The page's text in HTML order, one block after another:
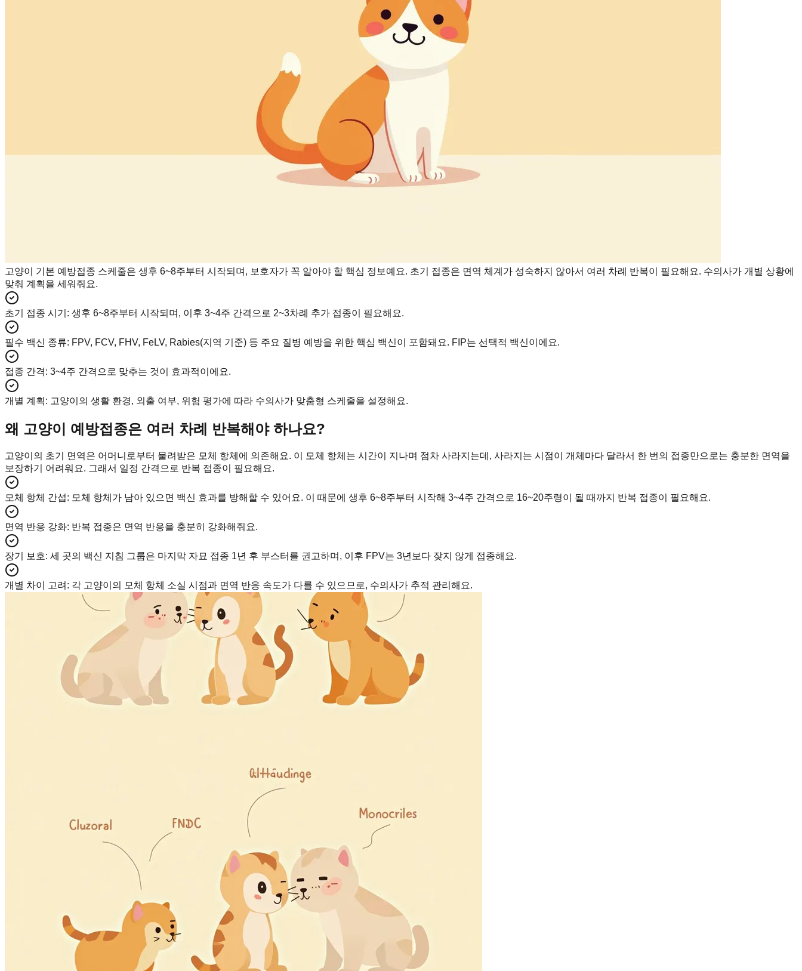
고양이 기본 예방접종 스케줄은 생후 6~8주부터 시작되며, 보호자가 꼭 알아야 할 핵심 정보예요. 초기 접종은 면역 체계가 성숙하지 않아서 여러 차례 반복이 필요해요. 수의사가 개별 상황에
맞춰 계획을 세워줘요.
초기 접종 시기 : 생후 6~8주부터 시작되며, 이후 3~4주 간격으로 2~3차례 추가 접종이 필요해요.
필수 백신 종류: FPV, FCV, FHV, FeLV, Rabies(지역 기준) 등 주요 질병 예방을 위한 핵심 백신이 포함돼요. FIP는 선택적 백신이에요.
접종 간격: 3~4주 간격으로 맞추는 것이 효과적이에요.
개별 계획: 고양이의 생활 환경, 외출 여부, 위험 평가에 따라 수의사가 맞춤형 스케줄을 설정해요.
왜 고양이 예방접종은 여러 차례 반복해야 하나요?
고양이의 초기 면역은 어머니로부터 물려받은 모체 항체에 의존해요. 이 모체 항체는 시간이 지나며 점차 사라지는데, 사라지는 시점이 개체마다 달라서 한 번의 접종만으로는 충분한 면역을
보장하기 어려워요. 그래서 일정 간격으로 반복 접종이 필요해요.
모체 항체 간섭: 모체 항체가 남아 있으면 백신 효과를 방해할 수 있어요. 이 때문에 생후 6~8주부터 시작해 3~4주 간격으로 16~20주령이 될 때까지 반복 접종이 필요해요.
면역 반응 강화: 반복 접종은 면역 반응을 충분히 강화해줘요.
장기 보호: 세 곳의 백신 지침 그룹은 마지막 자묘 접종 1년 후 부스터를 권고하며, 이후 FPV는 3년보다 잦지 않게 접종해요.
개별 차이 고려 : 각 고양이의 모체 항체 소실 시점과 면역 반응 속도가 다를 수 있으므로, 수의사가 추적 관리해요.